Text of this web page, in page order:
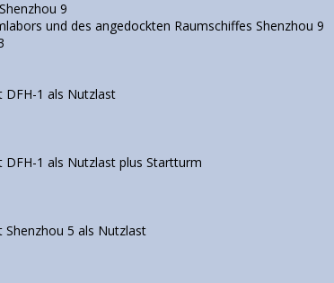
9
und des angedockten Raumschiffes Shenzhou 9
DFH-1 als Nutzlast
DFH-1 als Nutzlast plus Startturm
Shenzhou 5 als Nutzlast